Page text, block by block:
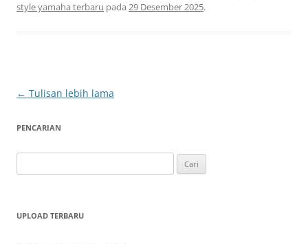
style yamaha terbaru pada 29 Desember 2025.
Navigasi
← Tulisan lebih lama
PENCARIAN
untuk:
UPLOAD TERBARU